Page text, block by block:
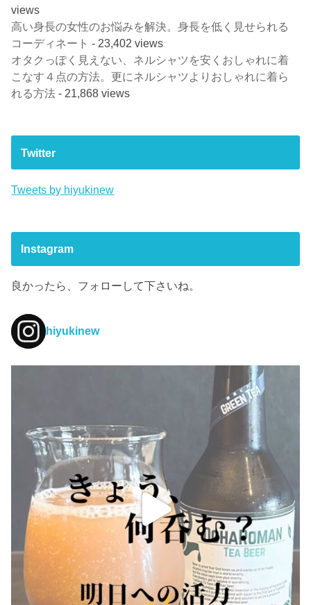
views
高い身長の女性のお悩みを解決。身長を低く見せられる
コーディネート - 23,402 views
オタクっぽく見えない、ネルシャツを安くおしゃれに着
こなす４点の方法。更にネルシャツよりおしゃれに着ら
れる方法 - 21,868 views
Twitter
Tweets by hiyukinew
Instagram
良かったら、フォローして下さいね。
hiyukinew